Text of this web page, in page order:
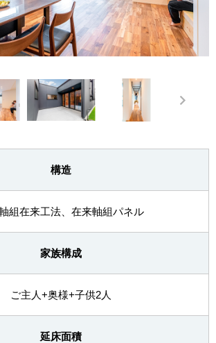
構造
組在来工法、在来軸組パネル
家族構成
ご主人+奥様+子供2人
延床面積